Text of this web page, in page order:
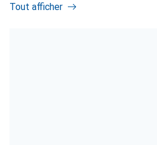
Tout afficher